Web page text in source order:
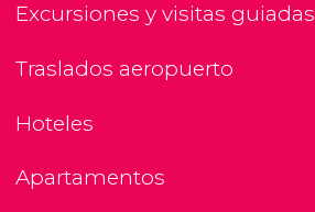
Excursiones y visitas guiadas
Traslados aeropuerto
Hoteles
Apartamentos